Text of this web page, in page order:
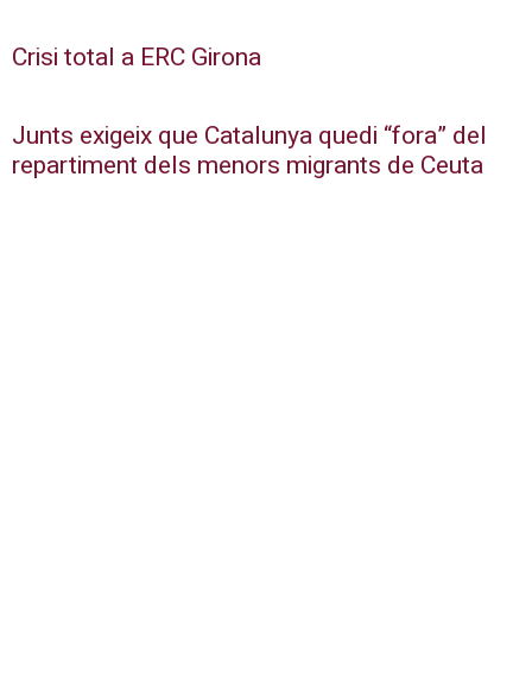
Crisi total a ERC Girona
Junts exigeix que Catalunya quedi “fora” del
repartiment dels menors migrants de Ceuta